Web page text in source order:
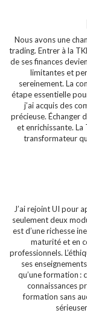
Nous avons une
trading. Entrer à la
de ses finances
limitantes et
sereinement. La
étape essentielle
j’ai acquis des
précieuse. Échanger
et enrichissante. La
transformateur
J’ai rejoint UI pour
seulement deux
est d’une richesse
maturité et en
professionnels.
ses
qu’une formation :
connaissances
formation sans